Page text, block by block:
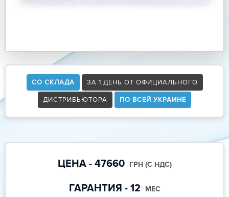
СО СКЛАДА ЗА 1 ДЕНЬ ОТ ОФИЦИАЛЬНОГО
ДИСТРИБЬЮТОРА ПО ВСЕЙ УКРАИНЕ
ЦЕНА - 47660 ГРН (С НДС)
ГАРАНТИЯ - 12 МЕС